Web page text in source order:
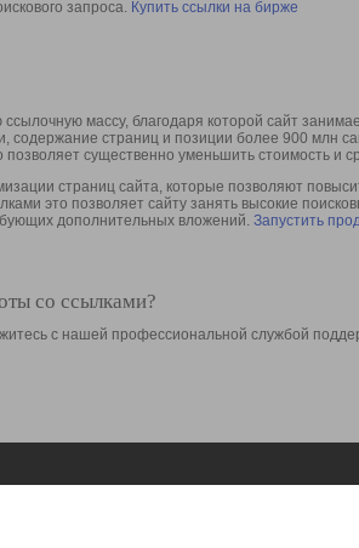
запроса. Купить ссылки на бирже
массу, благодаря которой сайт
содержание страниц и позиции более 900 млн
существенно уменьшить стоимость и
страниц сайта, которые позволяют
это позволяет сайту занять высокие
дополнительных вложений. Запустить
со ссылками?
с нашей профессиональной службой